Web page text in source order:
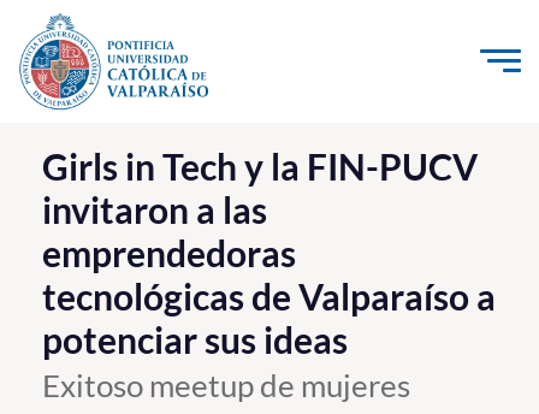
Click acá para ir directamente al contenido
La Universidad
Investigación, Creación e Innovación
PUCV Internacional
Vinculación con el Medio
Admisión
Girls in Tech y la FIN-PUCV
invitaron a las
emprendedoras
tecnológicas de Valparaíso a
potenciar sus ideas
Exitoso meetup de mujeres